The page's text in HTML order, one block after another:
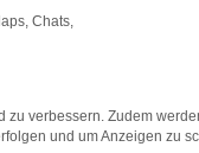
Chats,
zu verbessern. Zudem
und um Anzeigen zu